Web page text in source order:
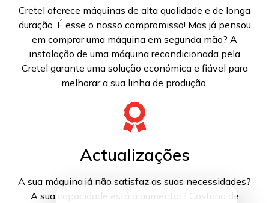
Cretel oferece máquinas de alta qualidade e de longa
duração. É esse o nosso compromisso! Mas já pensou
em comprar uma máquina em segunda mão? A
instalação de uma máquina recondicionada pela
Cretel garante uma solução económica e fiável para
melhorar a sua linha de produção.
Actualizações
A sua máquina já não satisfaz as suas necessidades?
A sua capacidade está a aumentar? Gostaria de